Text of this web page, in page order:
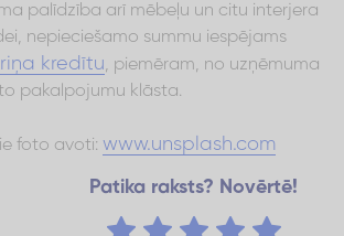
palīdzība arī mēbeļu un citu interjera
nepieciešamo summu iespējams
kredītu, piemēram, no uzņēmuma
pakalpojumu klāsta.
foto avoti: www.unsplash.com
Patika raksts? Novērtē!